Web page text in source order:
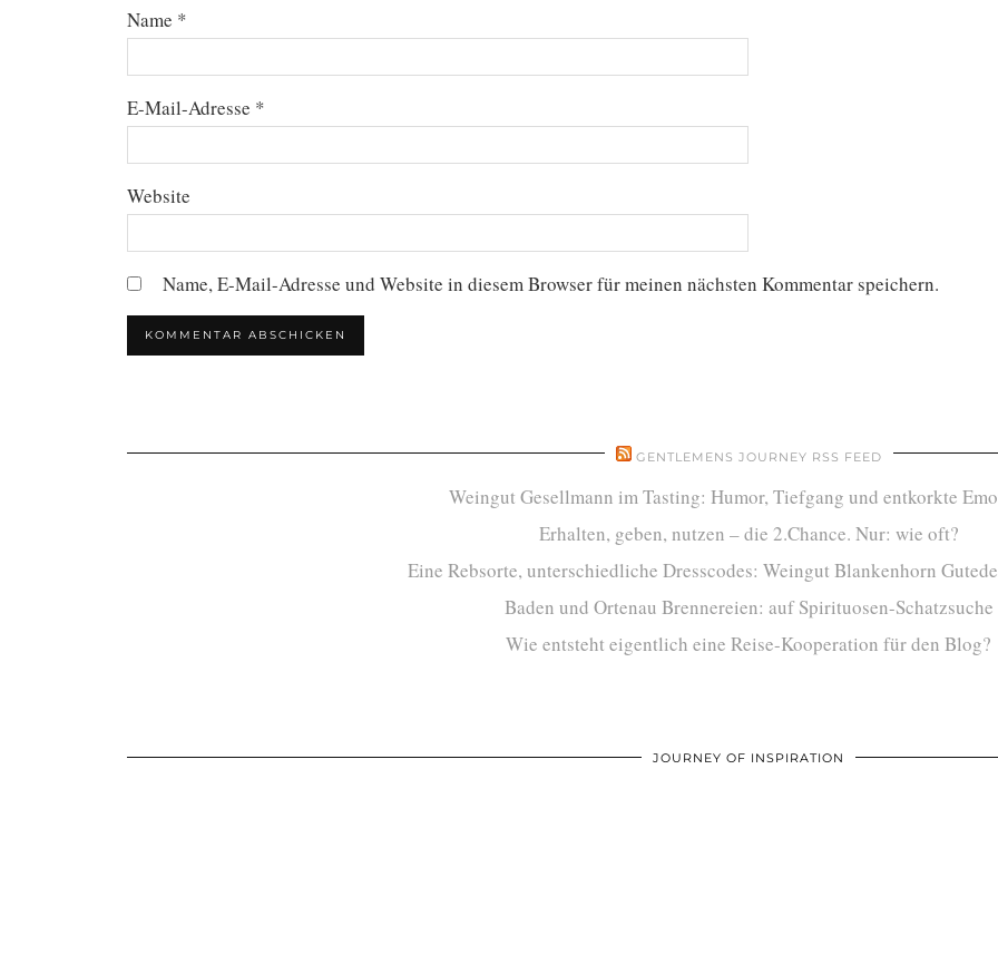
Name *
E-Mail-Adresse *
Website
Name, E-Mail-Adresse und Website in diesem Browser für meinen nächsten Kommentar speichern.
GENTLEMENS JOURNEY RSS FEED
Weingut Gesellmann im Tasting: Humor, Tiefgang und entkorkte
Erhalten, geben, nutzen – die 2.Chance. Nur: wie oft?
Eine Rebsorte, unterschiedliche Dresscodes: Weingut Blankenhorn
Baden und Ortenau Brennereien: auf Spirituosen-Schatzsuche
Wie entsteht eigentlich eine Reise-Kooperation für den Blog?
JOURNEY OF INSPIRATION